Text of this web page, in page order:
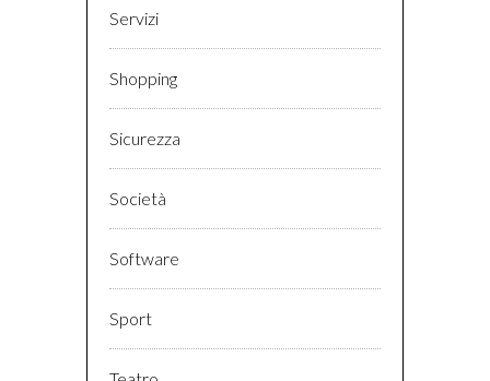
Servizi
Shopping
Sicurezza
Società
Software
Sport